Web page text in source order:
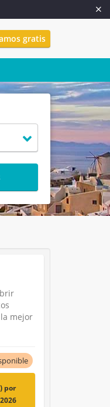
gratis
mejor
por